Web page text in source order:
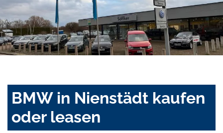
BMW in Nienstädt kaufen
oder leasen